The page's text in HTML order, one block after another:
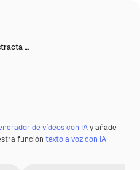
…
de vídeos con IAy añade
función texto a voz con IA